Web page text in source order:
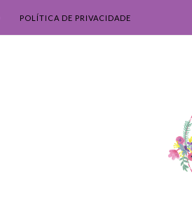
POLÍTICA DE PRIVACIDADE